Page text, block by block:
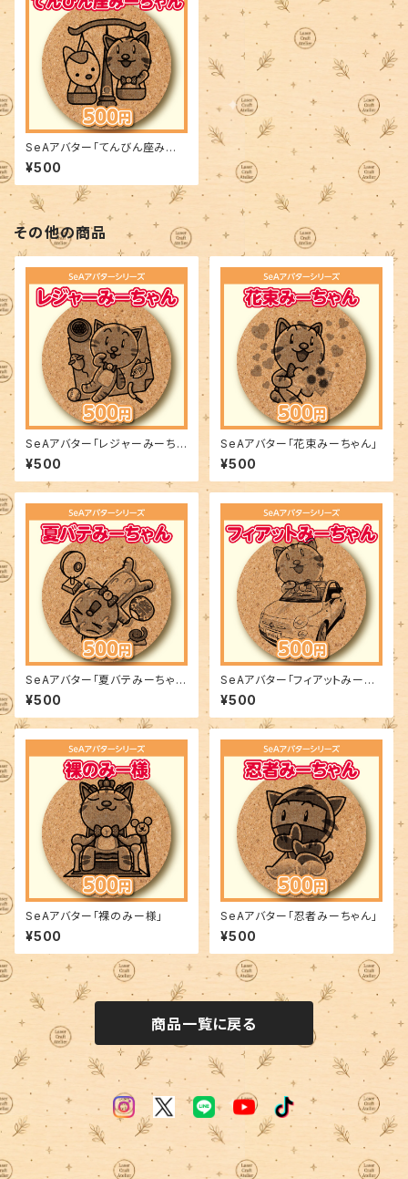
SeAアバター「てんびん座みー
ちゃん」
¥500
その他の商品
SeAアバター「レジャーみーちゃ
ん」
¥500
SeAアバター「花束みーちゃん」
¥500
SeAアバター「夏バテみーちゃ
ん」
¥500
SeAアバター「フィアットみーち
ゃん」
¥500
SeAアバター「裸のみー様」
¥500
SeAアバター「忍者みーちゃん」
¥500
商品一覧に戻る